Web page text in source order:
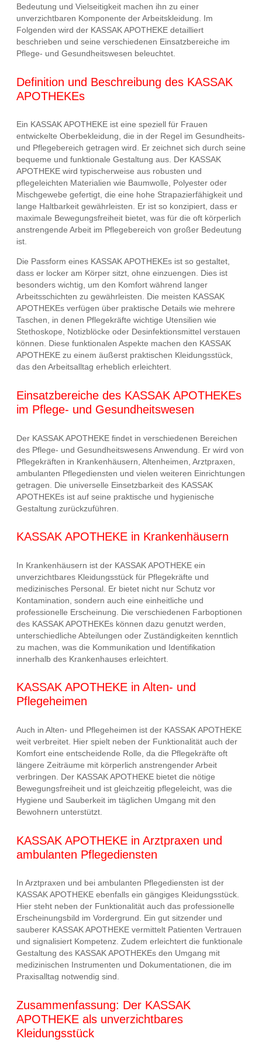
Bedeutung und Vielseitigkeit machen ihn zu einer
unverzichtbaren Komponente der Arbeitskleidung. Im
Folgenden wird der KASSAK APOTHEKE detailliert
beschrieben und seine verschiedenen Einsatzbereiche im
Pflege- und Gesundheitswesen beleuchtet.
Definition und Beschreibung des KASSAK
APOTHEKEs
Ein KASSAK APOTHEKE ist eine speziell für Frauen
entwickelte Oberbekleidung, die in der Regel im Gesundheits-
und Pflegebereich getragen wird. Er zeichnet sich durch seine
bequeme und funktionale Gestaltung aus. Der KASSAK
APOTHEKE wird typischerweise aus robusten und
pflegeleichten Materialien wie Baumwolle, Polyester oder
Mischgewebe gefertigt, die eine hohe Strapazierfähigkeit und
lange Haltbarkeit gewährleisten. Er ist so konzipiert, dass er
maximale Bewegungsfreiheit bietet, was für die oft körperlich
anstrengende Arbeit im Pflegebereich von großer Bedeutung
ist.
Die Passform eines KASSAK APOTHEKEs ist so gestaltet,
dass er locker am Körper sitzt, ohne einzuengen. Dies ist
besonders wichtig, um den Komfort während langer
Arbeitsschichten zu gewährleisten. Die meisten KASSAK
APOTHEKEs verfügen über praktische Details wie mehrere
Taschen, in denen Pflegekräfte wichtige Utensilien wie
Stethoskope, Notizblöcke oder Desinfektionsmittel verstauen
können. Diese funktionalen Aspekte machen den KASSAK
APOTHEKE zu einem äußerst praktischen Kleidungsstück,
das den Arbeitsalltag erheblich erleichtert.
Einsatzbereiche des KASSAK APOTHEKEs
im Pflege- und Gesundheitswesen
Der KASSAK APOTHEKE findet in verschiedenen Bereichen
des Pflege- und Gesundheitswesens Anwendung. Er wird von
Pflegekräften in Krankenhäusern, Altenheimen, Arztpraxen,
ambulanten Pflegediensten und vielen weiteren Einrichtungen
getragen. Die universelle Einsetzbarkeit des KASSAK
APOTHEKEs ist auf seine praktische und hygienische
Gestaltung zurückzuführen.
KASSAK APOTHEKE in Krankenhäusern
In Krankenhäusern ist der KASSAK APOTHEKE ein
unverzichtbares Kleidungsstück für Pflegekräfte und
medizinisches Personal. Er bietet nicht nur Schutz vor
Kontamination, sondern auch eine einheitliche und
professionelle Erscheinung. Die verschiedenen Farboptionen
des KASSAK APOTHEKEs können dazu genutzt werden,
unterschiedliche Abteilungen oder Zuständigkeiten kenntlich
zu machen, was die Kommunikation und Identifikation
innerhalb des Krankenhauses erleichtert.
KASSAK APOTHEKE in Alten- und
Pflegeheimen
Auch in Alten- und Pflegeheimen ist der KASSAK APOTHEKE
weit verbreitet. Hier spielt neben der Funktionalität auch der
Komfort eine entscheidende Rolle, da die Pflegekräfte oft
längere Zeiträume mit körperlich anstrengender Arbeit
verbringen. Der KASSAK APOTHEKE bietet die nötige
Bewegungsfreiheit und ist gleichzeitig pflegeleicht, was die
Hygiene und Sauberkeit im täglichen Umgang mit den
Bewohnern unterstützt.
KASSAK APOTHEKE in Arztpraxen und
ambulanten Pflegediensten
In Arztpraxen und bei ambulanten Pflegediensten ist der
KASSAK APOTHEKE ebenfalls ein gängiges Kleidungsstück.
Hier steht neben der Funktionalität auch das professionelle
Erscheinungsbild im Vordergrund. Ein gut sitzender und
sauberer KASSAK APOTHEKE vermittelt Patienten Vertrauen
und signalisiert Kompetenz. Zudem erleichtert die funktionale
Gestaltung des KASSAK APOTHEKEs den Umgang mit
medizinischen Instrumenten und Dokumentationen, die im
Praxisalltag notwendig sind.
Zusammenfassung: Der KASSAK
APOTHEKE als unverzichtbares
Kleidungsstück